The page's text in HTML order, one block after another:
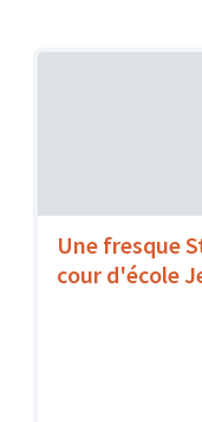
Une fresque
cour d'école